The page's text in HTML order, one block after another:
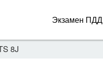
Экзамен ПДД
8J